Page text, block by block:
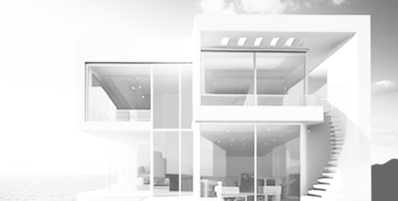
Om VVS Aktuelt
Abonner på fagbladet Byggfakta Nyheter
Annonsere i VVS Aktuelt